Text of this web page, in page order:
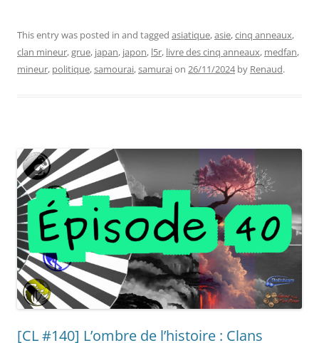
This entry was posted in and tagged asiatique,asie,cinq anneaux,
clan mineur,grue, japan, japon, l5r, livre des cinq anneaux, medfan,
mineur, politique,samourai,samuraion 26/11/2024by Renaud.
[CL #140] L’ombre de l’histoire : Clans